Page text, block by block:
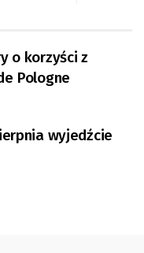
o korzyści z
Pologne
wyjedźcie